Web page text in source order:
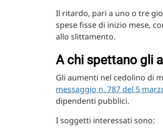
Il ritardo, pari a uno o tre
spese fisse di inizio mese,
allo slittamento.
A chi spettano gli
Gli aumenti nel cedolino di
messaggio n. 787 del 5
dipendenti pubblici.
I soggetti interessati sono: